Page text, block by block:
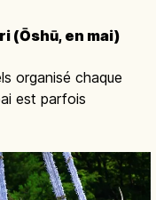
(Ōshū, en mai)
organisé chaque
est parfois